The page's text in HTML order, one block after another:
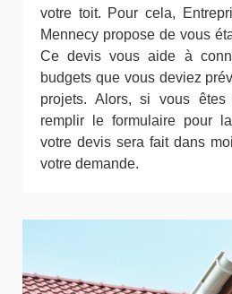
votre toit. Pour cela,
Mennecy propose de vous
Ce devis vous aide à
budgets que vous deviez
projets. Alors, si vous êtes
remplir le formulaire pour
votre devis sera fait dans
votre demande.